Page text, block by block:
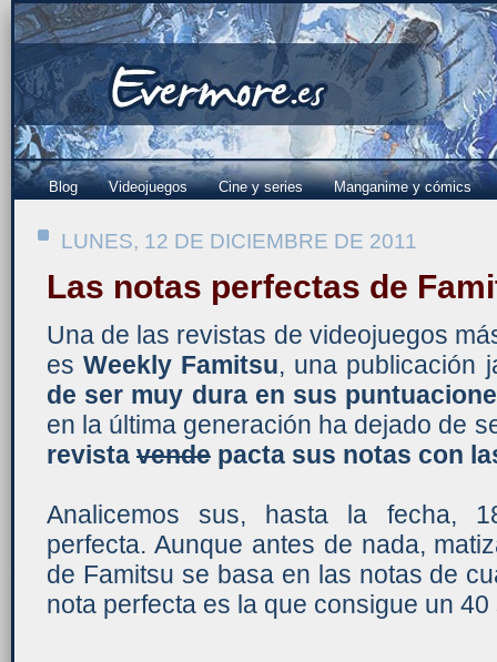
Blog Videojuegos Cine y series Manganime y cómics
LUNES, 12 DE DICIEMBRE DE 2011
Las notas perfectas de
Una de las revistas de videojuegos
esWeekly Famitsu, una publicación
de ser muy dura en sus
en la última generación ha dejado de
revista vende pacta sus notas con
Analicemos sus, hasta la fecha,
perfecta. Aunque antes de nada,
de Famitsu se basa en las notas de
nota perfecta es la que consigue un